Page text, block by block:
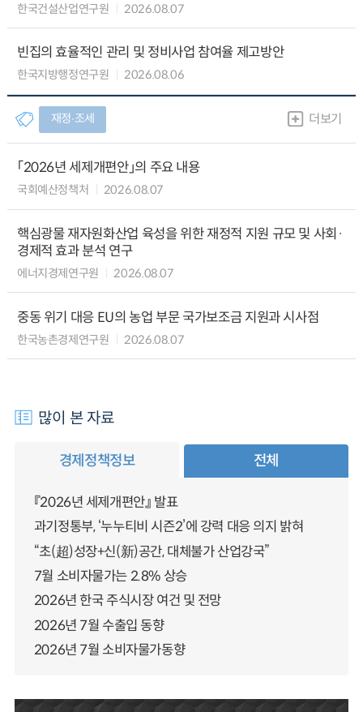
한국건설산업연구원 2026.08.07
빈집의 효율적인 관리 및 정비사업 참여율 제고방안
한국지방행정연구원 2026.08.06
재정∙조세 더보기
「2026년 세제개편안」의 주요 내용
국회예산정책처 2026.08.07
핵심광물 재자원화산업 육성을 위한 재정적 지원 규모 및 사회·
경제적 효과 분석 연구
에너지경제연구원 2026.08.07
중동 위기 대응 EU의 농업 부문 국가보조금 지원과 시사점
한국농촌경제연구원 2026.08.07
많이 본 자료
경제정책정보 전체
『2026년 세제개편안』 발표
과기정통부, ‘누누티비 시즌2’에 강력 대응 의지 밝혀
“초(超)성장+신(新)공간, 대체불가 산업강국”
7월 소비자물가는 2.8% 상승
2026년 한국 주식시장 여건 및 전망
2026년 7월 수출입 동향
2026년 7월 소비자물가동향